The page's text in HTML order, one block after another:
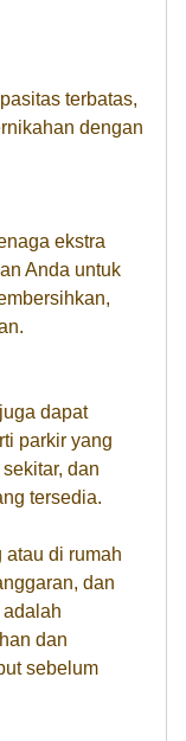
terbatas,
dengan
ekstra
Anda untuk
dapat
parkir yang
dan
tersedia.
atau di rumah
dan
adalah
dan
sebelum